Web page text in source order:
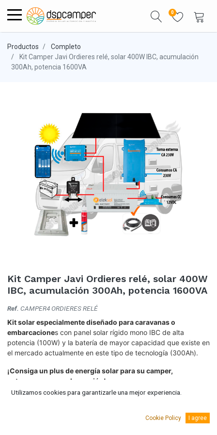
0
Productos
Completo
Kit Camper Javi Ordieres relé, solar 400W IBC, acumulación
300Ah, potencia 1600VA
Kit Camper Javi Ordieres relé, solar 400W
IBC, acumulación 300Ah, potencia 1600VA
Ref. CAMPER4 ORDIERES RELÉ
Kit solar especialmente diseñado para caravanas o
embarcaciones con panel solar rígido mono IBC de alta
potencia (100W) y la batería de mayor capacidad que existe en
el mercado actualmente en este tipo de tecnología (300Ah).
¡Consiga un plus de energía solar para su camper,
autocaravana o embarcación!
Utilizamos cookies para garantizarle una mejor experiencia.
Cookie Policy I agree